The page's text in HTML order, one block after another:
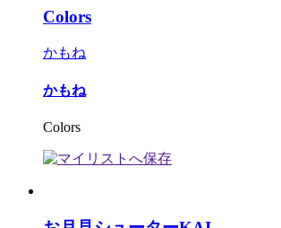
Colors
かもね
かもね
Colors